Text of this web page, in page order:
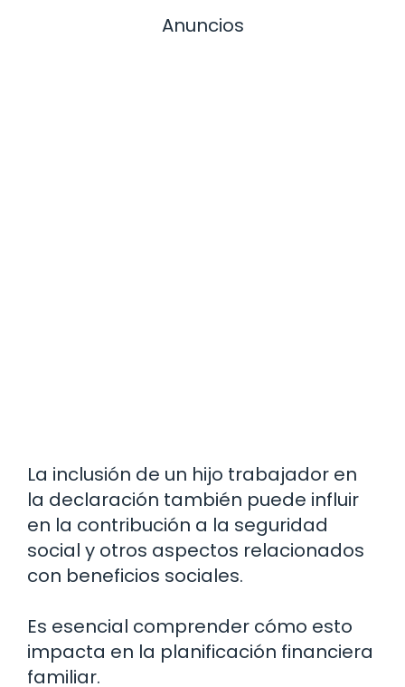
Anuncios
La inclusión de un hijo trabajador en
la declaración también puede influir
en la contribución a la seguridad
social y otros aspectos relacionados
con beneficios sociales.
Es esencial comprender cómo esto
impacta en la planificación financiera
familiar.